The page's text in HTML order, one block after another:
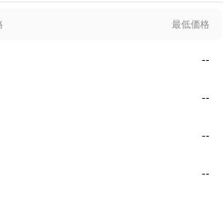
最低価格
--
--
--
--